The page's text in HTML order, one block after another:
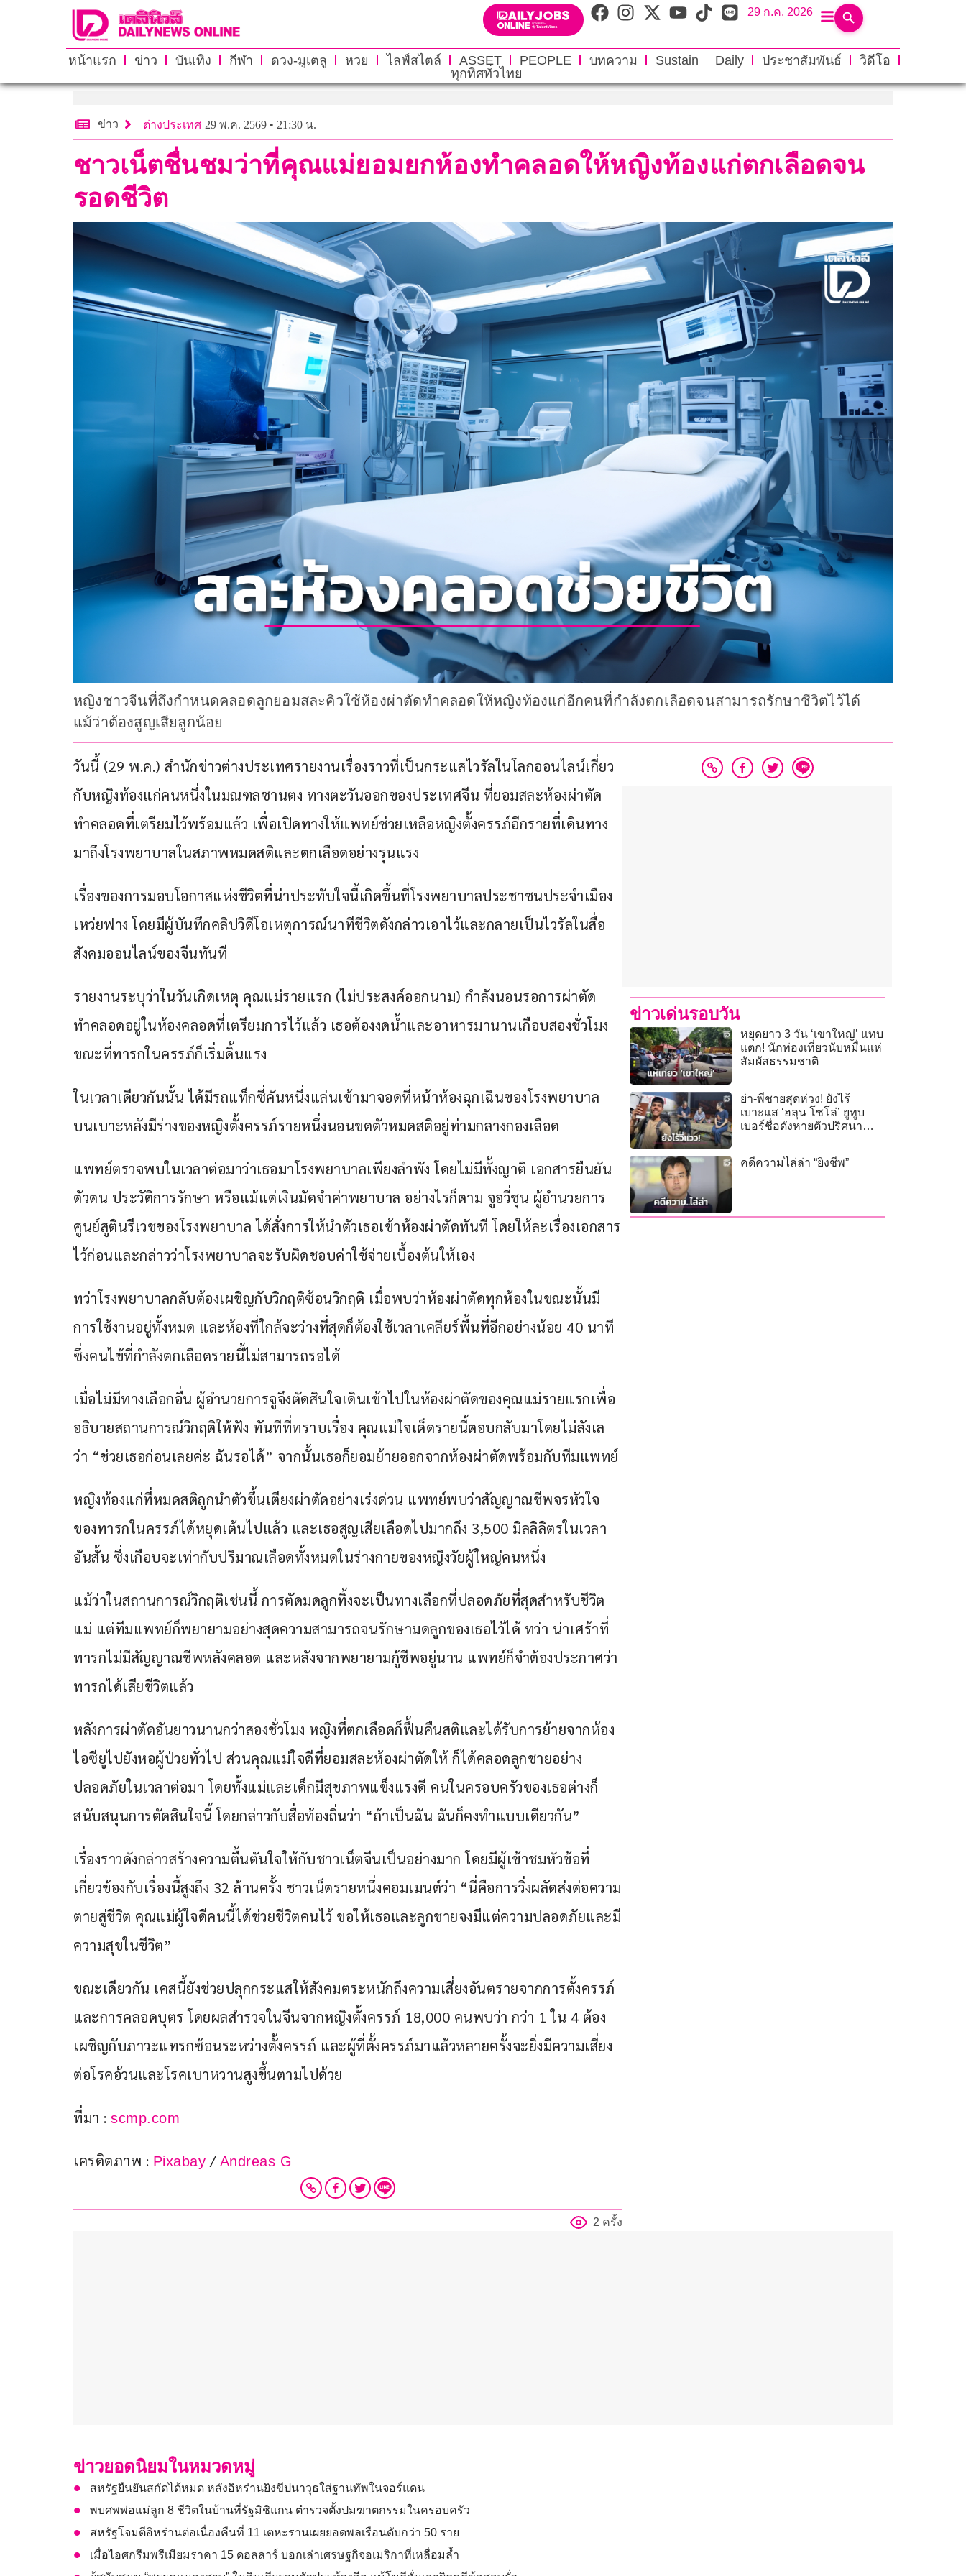
29 ก.ค. 2026
หน้าแรก ข่าว บันเทิง กีฬา ดวง-มูเตลู หวย ไลฟ์สไตล์ ASSET PEOPLE บทความ Sustain Daily ประชาสัมพันธ์
วิดีโอ
ทุกทิศทั่วไทย
ข่าว ต่างประเทศ 29 พ.ค. 2569 • 21:30 น.
ชาวเน็ตชื่นชมว่าที่คุณแม่ยอมยกห้องทำคลอดให้หญิงท้องแก่ตกเลือดจน
รอดชีวิต
หญิงชาวจีนที่ถึงกำหนดคลอดลูกยอมสละคิวใช้ห้องผ่าตัดทำคลอดให้หญิงท้องแก่อีกคนที่กำลังตกเลือดจนสามารถรักษาชีวิตไว้ได้
แม้ว่าต้องสูญเสียลูกน้อย
วันนี้ (29 พ.ค.) สำนักข่าวต่างประเทศรายงานเรื่องราวที่เป็นกระแสไวรัลในโลกออนไลน์เกี่ยว
กับหญิงท้องแก่คนหนึ่งในมณฑลซานตง ทางตะวันออกของประเทศจีน ที่ยอมสละห้องผ่าตัด
ทำคลอดที่เตรียมไว้พร้อมแล้ว เพื่อเปิดทางให้แพทย์ช่วยเหลือหญิงตั้งครรภ์อีกรายที่เดินทาง
มาถึงโรงพยาบาลในสภาพหมดสติและตกเลือดอย่างรุนแรง
เรื่องของการมอบโอกาสแห่งชีวิตที่น่าประทับใจนี้เกิดขึ้นที่โรงพยาบาลประชาชนประจำเมือง
เหว่ยฟาง โดยมีผู้บันทึกคลิปวิดีโอเหตุการณ์นาทีชีวิตดังกล่าวเอาไว้และกลายเป็นไวรัลในสื่อ
สังคมออนไลน์ของจีนทันที
รายงานระบุว่าในวันเกิดเหตุ คุณแม่รายแรก (ไม่ประสงค์ออกนาม) กำลังนอนรอการผ่าตัด
ทำคลอดอยู่ในห้องคลอดที่เตรียมการไว้แล้ว เธอต้องงดน้ำและอาหารมานานเกือบสองชั่วโมง
ขณะที่ทารกในครรภ์ก็เริ่มดิ้นแรง
ในเวลาเดียวกันนั้น ได้มีรถแท็กซี่คันหนึ่งแล่นเข้ามาจอดที่หน้าห้องฉุกเฉินของโรงพยาบาล
บนเบาะหลังมีร่างของหญิงตั้งครรภ์รายหนึ่งนอนขดตัวหมดสติอยู่ท่ามกลางกองเลือด
แพทย์ตรวจพบในเวลาต่อมาว่าเธอมาโรงพยาบาลเพียงลำพัง โดยไม่มีทั้งญาติ เอกสารยืนยัน
ตัวตน ประวัติการรักษา หรือแม้แต่เงินมัดจำค่าพยาบาล อย่างไรก็ตาม จูอวี่ชุน ผู้อำนวยการ
ศูนย์สูตินรีเวชของโรงพยาบาล ได้สั่งการให้นำตัวเธอเข้าห้องผ่าตัดทันที โดยให้ละเรื่องเอกสาร
ไว้ก่อนและกล่าวว่าโรงพยาบาลจะรับผิดชอบค่าใช้จ่ายเบื้องต้นให้เอง
ทว่าโรงพยาบาลกลับต้องเผชิญกับวิกฤติซ้อนวิกฤติ เมื่อพบว่าห้องผ่าตัดทุกห้องในขณะนั้นมี
การใช้งานอยู่ทั้งหมด และห้องที่ใกล้จะว่างที่สุดก็ต้องใช้เวลาเคลียร์พื้นที่อีกอย่างน้อย 40 นาที
ซึ่งคนไข้ที่กำลังตกเลือดรายนี้ไม่สามารถรอได้
เมื่อไม่มีทางเลือกอื่น ผู้อำนวยการจูจึงตัดสินใจเดินเข้าไปในห้องผ่าตัดของคุณแม่รายแรกเพื่อ
อธิบายสถานการณ์วิกฤติให้ฟัง ทันทีที่ทราบเรื่อง คุณแม่ใจเด็ดรายนี้ตอบกลับมาโดยไม่ลังเล
ว่า “ช่วยเธอก่อนเลยค่ะ ฉันรอได้” จากนั้นเธอก็ยอมย้ายออกจากห้องผ่าตัดพร้อมกับทีมแพทย์
หญิงท้องแก่ที่หมดสติถูกนำตัวขึ้นเตียงผ่าตัดอย่างเร่งด่วน แพทย์พบว่าสัญญาณชีพจรหัวใจ
ของทารกในครรภ์ได้หยุดเต้นไปแล้ว และเธอสูญเสียเลือดไปมากถึง 3,500 มิลลิลิตรในเวลา
อันสั้น ซึ่งเกือบจะเท่ากับปริมาณเลือดทั้งหมดในร่างกายของหญิงวัยผู้ใหญ่คนหนึ่ง
แม้ว่าในสถานการณ์วิกฤติเช่นนี้ การตัดมดลูกทิ้งจะเป็นทางเลือกที่ปลอดภัยที่สุดสำหรับชีวิต
แม่ แต่ทีมแพทย์ก็พยายามอย่างสุดความสามารถจนรักษามดลูกของเธอไว้ได้ ทว่า น่าเศร้าที่
ทารกไม่มีสัญญาณชีพหลังคลอด และหลังจากพยายามกู้ชีพอยู่นาน แพทย์ก็จำต้องประกาศว่า
ทารกได้เสียชีวิตแล้ว
หลังการผ่าตัดอันยาวนานกว่าสองชั่วโมง หญิงที่ตกเลือดก็ฟื้นคืนสติและได้รับการย้ายจากห้อง
ไอซียูไปยังหอผู้ป่วยทั่วไป ส่วนคุณแม่ใจดีที่ยอมสละห้องผ่าตัดให้ ก็ได้คลอดลูกชายอย่าง
ปลอดภัยในเวลาต่อมา โดยทั้งแม่และเด็กมีสุขภาพแข็งแรงดี คนในครอบครัวของเธอต่างก็
สนับสนุนการตัดสินใจนี้ โดยกล่าวกับสื่อท้องถิ่นว่า “ถ้าเป็นฉัน ฉันก็คงทำแบบเดียวกัน”
เรื่องราวดังกล่าวสร้างความตื้นตันใจให้กับชาวเน็ตจีนเป็นอย่างมาก โดยมีผู้เข้าชมหัวข้อที่
เกี่ยวข้องกับเรื่องนี้สูงถึง 32 ล้านครั้ง ชาวเน็ตรายหนึ่งคอมเมนต์ว่า “นี่คือการวิ่งผลัดส่งต่อความ
ตายสู่ชีวิต คุณแม่ผู้ใจดีคนนี้ได้ช่วยชีวิตคนไว้ ขอให้เธอและลูกชายจงมีแต่ความปลอดภัยและมี
ความสุขในชีวิต”
ขณะเดียวกัน เคสนี้ยังช่วยปลุกกระแสให้สังคมตระหนักถึงความเสี่ยงอันตรายจากการตั้งครรภ์
และการคลอดบุตร โดยผลสำรวจในจีนจากหญิงตั้งครรภ์ 18,000 คนพบว่า กว่า 1 ใน 4 ต้อง
เผชิญกับภาวะแทรกซ้อนระหว่างตั้งครรภ์ และผู้ที่ตั้งครรภ์มาแล้วหลายครั้งจะยิ่งมีความเสี่ยง
ต่อโรคอ้วนและโรคเบาหวานสูงขึ้นตามไปด้วย
ที่มา : scmp.com
เครดิตภาพ : Pixabay / Andreas G
2 ครั้ง
ข่าวเด่นรอบวัน
หยุดยาว 3 วัน ‘เขาใหญ่’ แทบ
แตก! นักท่องเที่ยวนับหมื่นแห่
สัมผัสธรรมชาติ
ย่า-พี่ชายสุดห่วง! ยังไร้
เบาะแส ‘ฮลุน โซโล่’ ยูทูบ
เบอร์ชื่อดังหายตัวปริศนา
คดีความไล่ล่า “ยิ่งชีพ”
ข่าวยอดนิยมในหมวดหมู่
สหรัฐยืนยันสกัดได้หมด หลังอิหร่านยิงขีปนาวุธใส่ฐานทัพในจอร์แดน
พบศพพ่อแม่ลูก 8 ชีวิตในบ้านที่รัฐมิชิแกน ตำรวจตั้งปมฆาตกรรมในครอบครัว
สหรัฐโจมตีอิหร่านต่อเนื่องคืนที่ 11 เตหะรานเผยยอดพลเรือนดับกว่า 50 ราย
เมื่อไอศกรีมพรีเมียมราคา 15 ดอลลาร์ บอกเล่าเศรษฐกิจอเมริกาที่เหลื่อมล้ำ